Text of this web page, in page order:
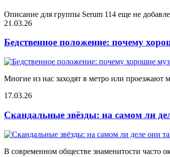
Описание для группы Serum 114 еще не
21.03.26
Бедственное положение: почему
Многие из нас заходят в метро или проезжают
17.03.26
Скандальные звёзды: на самом ли
В современном обществе знаменитости часто